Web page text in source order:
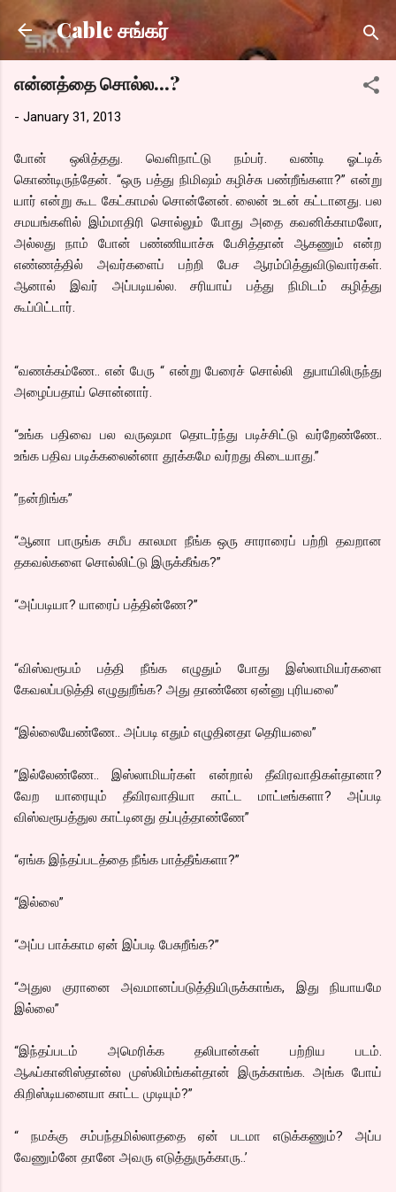
Skip to main content
Cable சங்கர்
என்னத்தை சொல்ல...?
- January 31, 2013
போன் ஒலித்தது. வெளிநாட்டு நம்பர். வண்டி ஓட்டிக்
கொண்டிருந்தேன். “ஒரு பத்து நிமிஷம் கழிச்சு பண்றீங்களா?” என்று
யார் என்று கூட கேட்காமல் சொன்னேன். லைன் உடன் கட்டானது. பல
சமயங்களில் இம்மாதிரி சொல்லும் போது அதை கவனிக்காமலோ,
அல்லது நாம் போன் பண்ணியாச்சு பேசித்தான் ஆகணும் என்ற
எண்ணத்தில் அவர்களைப் பற்றி பேச ஆரம்பித்துவிடுவார்கள்.
ஆனால் இவர் அப்படியல்ல. சரியாய் பத்து நிமிடம் கழித்து
கூப்பிட்டார்.
“வணக்கம்ணே.. என் பேரு “ என்று பேரைச் சொல்லி துபாயிலிருந்து
அழைப்பதாய் சொன்னார்.
“உங்க பதிவை பல வருஷமா தொடர்ந்து படிச்சிட்டு வர்றேண்ணே..
உங்க பதிவ படிக்கலைன்னா தூக்கமே வர்றது கிடையாது.”
”நன்றிங்க”
“ஆனா பாருங்க சமீப காலமா நீங்க ஒரு சாராரைப் பற்றி தவறான
தகவல்களை சொல்லிட்டு இருக்கீங்க?”
“அப்படியா? யாரைப் பத்தின்ணே?”
“விஸ்வரூபம் பத்தி நீங்க எழுதும் போது இஸ்லாமியர்களை
கேவலப்படுத்தி எழுதுறீங்க? அது தாண்ணே ஏன்னு புரியலை”
“இல்லையேண்ணே.. அப்படி எதும் எழுதினதா தெரியலை”
”இல்லேண்ணே.. இஸ்லாமியர்கள் என்றால் தீவிரவாதிகள்தானா?
வேற யாரையும் தீவிரவாதியா காட்ட மாட்டீங்களா? அப்படி
விஸ்வரூபத்துல காட்டினது தப்புத்தாண்ணே”
“ஏங்க இந்தப்படத்தை நீங்க பாத்தீங்களா?”
“இல்லை”
“அப்ப பாக்காம ஏன் இப்படி பேசுறீங்க?”
“அதுல குரானை அவமானப்படுத்தியிருக்காங்க, இது நியாயமே
இல்லை”
“இந்தப்படம் அமெரிக்க தலிபான்கள் பற்றிய படம்.
ஆஃப்கானிஸ்தான்ல முஸ்லிம்ங்கள்தான் இருக்காங்க. அங்க போய்
கிறிஸ்டியனையா காட்ட முடியும்?”
“ நமக்கு சம்பந்தமில்லாததை ஏன் படமா எடுக்கணும்? அப்ப
வேணும்னே தானே அவரு எடுத்துருக்காரு..’